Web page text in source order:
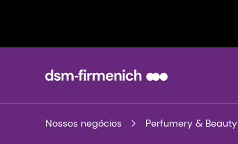
Nossos negócios Perfumery & Beauty